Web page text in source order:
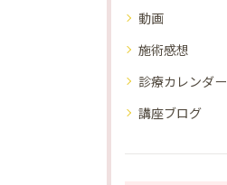
動画
施術感想
診療カレンダー
講座ブログ